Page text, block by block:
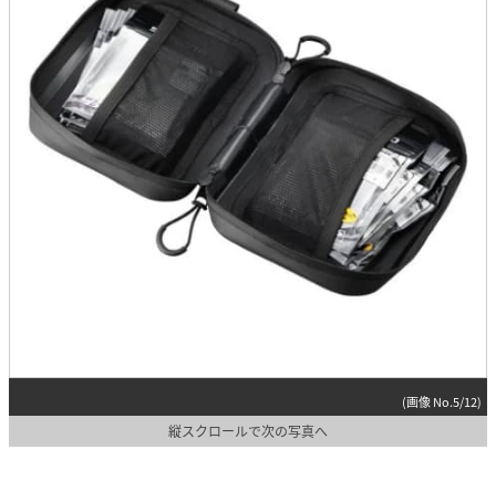
(画像 No.5/12)
縦スクロールで次の写真へ